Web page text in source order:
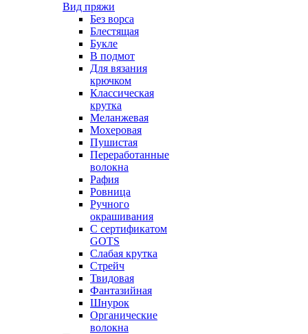
Вид пряжи
Без ворса
Блестящая
Букле
В подмот
Для вязания
крючком
Классическая
крутка
Меланжевая
Мохеровая
Пушистая
Переработанные
волокна
Рафия
Ровница
Ручного
окрашивания
С сертификатом
GOTS
Слабая крутка
Стрейч
Твидовая
Фантазийная
Шнурок
Органические
волокна